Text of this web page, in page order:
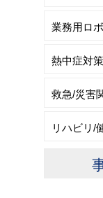
業務用ロ
熱中症対
救急/災害
リハビリ/